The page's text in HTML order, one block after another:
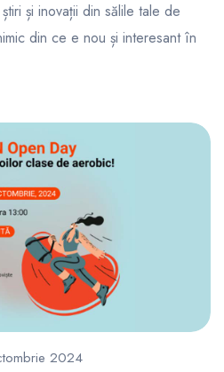
și inovații din sălile tale de
din ce e nou și interesant în
2024